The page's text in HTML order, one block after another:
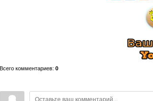
Всего комментариев: 0